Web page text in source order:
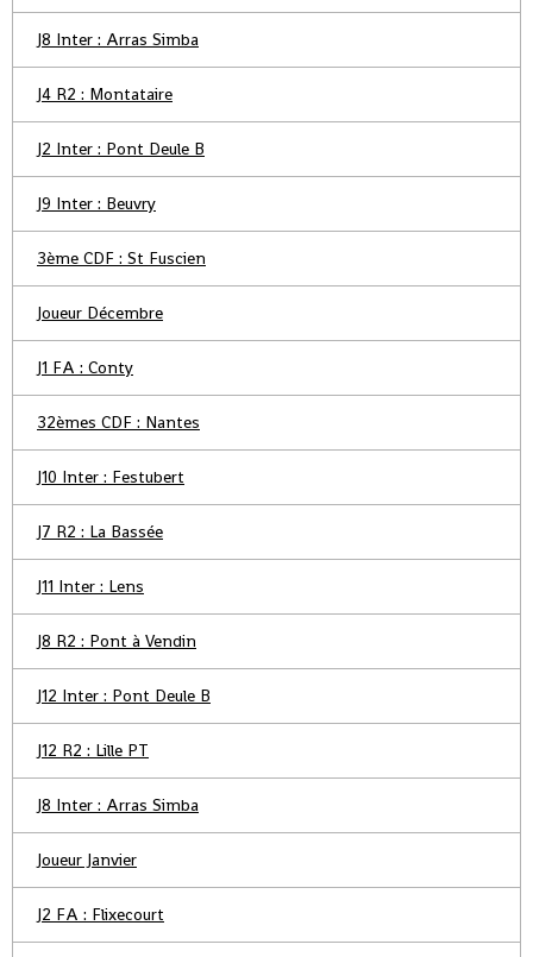
J8 Inter : Arras Simba
J4 R2 : Montataire
J2 Inter : Pont Deule B
J9 Inter : Beuvry
3ème CDF : St Fuscien
Joueur Décembre
J1 FA : Conty
32èmes CDF : Nantes
J10 Inter : Festubert
J7 R2 : La Bassée
J11 Inter : Lens
J8 R2 : Pont à Vendin
J12 Inter : Pont Deule B
J12 R2 : Lille PT
J8 Inter : Arras Simba
Joueur Janvier
J2 FA : Flixecourt